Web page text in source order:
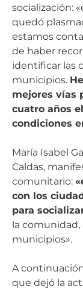
socialización:
quedó
estamos
de haber
identificar las
municipios.
mejores vías
cuatro años
condiciones
María Isabel
Caldas,
comunitario:
con los
para
la comunidad,
municipios».
A
que dejó la